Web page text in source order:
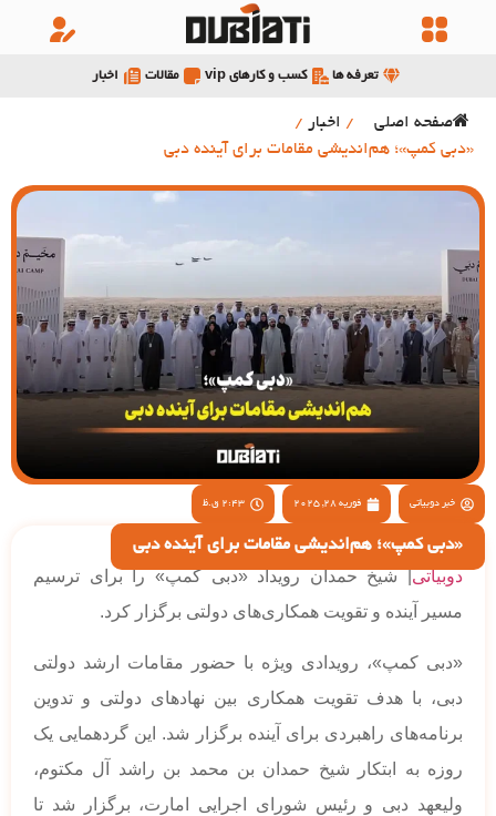
تعرفه ها کسب و کارهای vip مقالات اخبار
صفحه اصلی / اخبار /
«دبی کمپ»؛ هم‌اندیشی مقامات برای آینده دبی
خبر دوبیاتی فوریه 28, 2025 2:43 ق.ظ
«دبی کمپ»؛ هم‌اندیشی مقامات برای آینده دبی
دوبیاتی| شیخ حمدان رویداد «دبی کمپ» را برای ترسیم
مسیر آینده و تقویت همکاری‌های دولتی برگزار کرد.
«دبی کمپ»، رویدادی ویژه با حضور مقامات ارشد دولتی
دبی، با هدف تقویت همکاری بین نهادهای دولتی و تدوین
برنامه‌های راهبردی برای آینده برگزار شد. این گردهمایی یک
روزه به ابتکار شیخ حمدان بن محمد بن راشد آل مکتوم،
ولیعهد دبی و رئیس شورای اجرایی امارت، برگزار شد تا